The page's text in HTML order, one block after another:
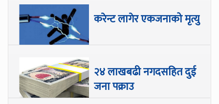
करेन्ट लागेर एकजनाको मृत्यु
२४ लाखबढी नगदसहित दुई
जना पक्राउ